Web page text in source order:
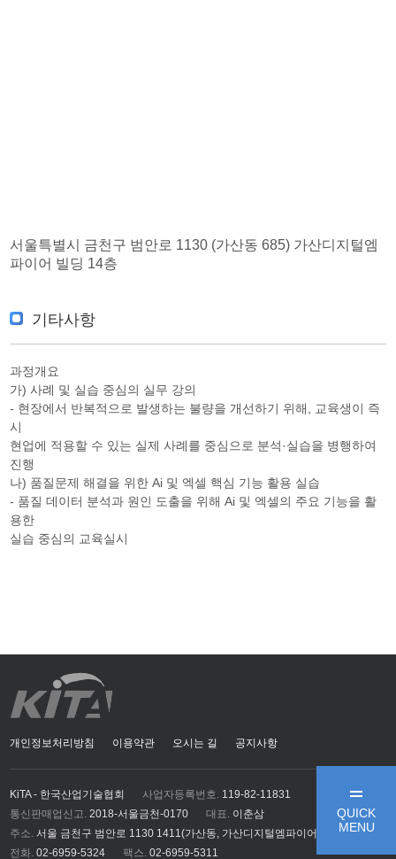
QUICK
MENU
서울특별시 금천구 범안로 1130 (가산동 685) 가산디지털엠
파이어 빌딩 14층
기타사항
과정개요
가) 사례 및 실습 중심의 실무 강의
- 현장에서 반복적으로 발생하는 불량을 개선하기 위해, 교육생이 즉
시
현업에 적용할 수 있는 실제 사례를 중심으로 분석·실습을 병행하여
진행
나) 품질문제 해결을 위한 Ai 및 엑셀 핵심 기능 활용 실습
- 품질 데이터 분석과 원인 도출을 위해 Ai 및 엑셀의 주요 기능을 활
용한
실습 중심의 교육실시
개인정보처리방침 이용약관 오시는 길 공지사항
KiTA - 한국산업기술협회 사업자등록번호. 119-82-11831
통신판매업신고. 2018-서울금천-0170 대표. 이춘삼
주소. 서울 금천구 범안로 1130 1411(가산동, 가산디지털엠파이어)
전화. 02-6959-5324 팩스. 02-6959-5311